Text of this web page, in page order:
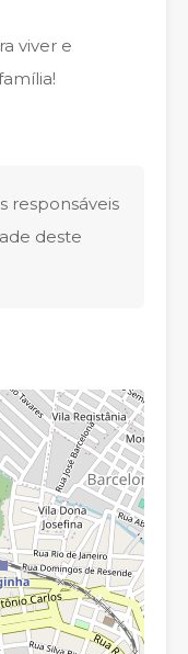
viver e
responsáveis
deste